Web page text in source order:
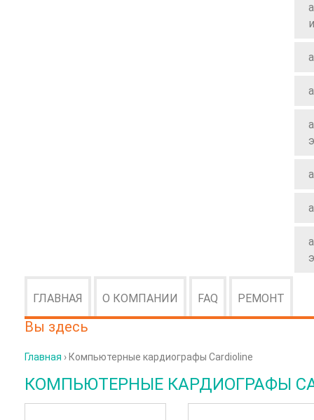
ГЛАВНАЯ О КОМПАНИИ FAQ РЕМОНТ
Вы здесь
Главная › Компьютерные кардиографы Cardioline
КОМПЬЮТЕРНЫЕ КАРДИОГРАФЫ